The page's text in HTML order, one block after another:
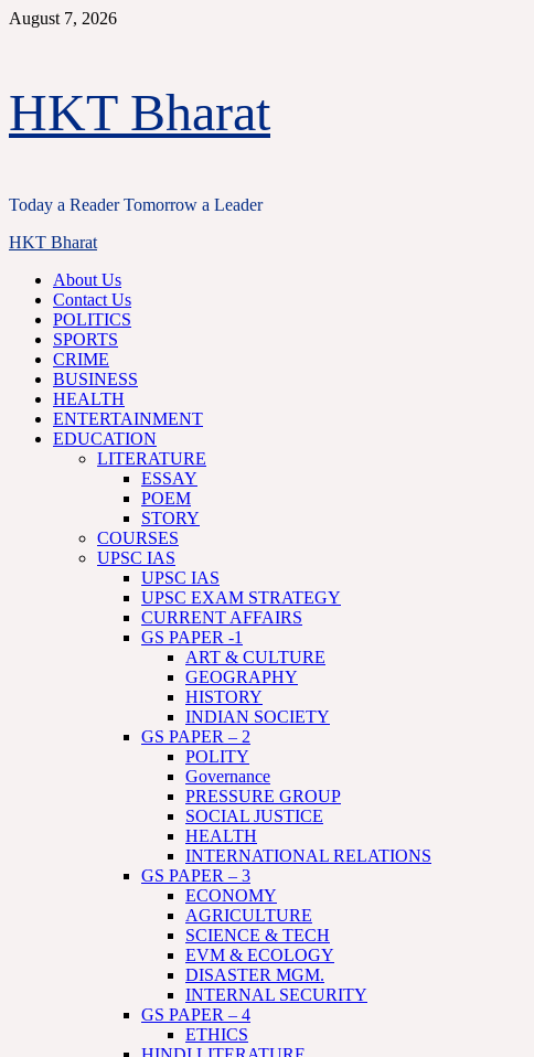
Skip
August 7, 2026
HKT Bharat
Today a Reader Tomorrow a Leader
Primary
HKT Bharat
About Us
Contact Us
POLITICS
SPORTS
CRIME
BUSINESS
HEALTH
ENTERTAINMENT
EDUCATION
LITERATURE
ESSAY
POEM
STORY
COURSES
UPSC IAS
UPSC IAS
UPSC EXAM STRATEGY
CURRENT AFFAIRS
GS PAPER -1
ART & CULTURE
GEOGRAPHY
HISTORY
INDIAN SOCIETY
GS PAPER – 2
POLITY
Governance
PRESSURE GROUP
SOCIAL JUSTICE
HEALTH
INTERNATIONAL RELATIONS
GS PAPER – 3
ECONOMY
AGRICULTURE
SCIENCE & TECH
EVM & ECOLOGY
DISASTER MGM.
INTERNAL SECURITY
GS PAPER – 4
ETHICS